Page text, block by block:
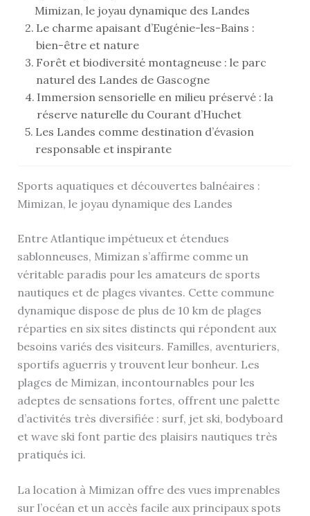
Mimizan, le joyau dynamique des Landes
Le charme apaisant d’Eugénie-les-Bains :
bien-être et nature
Forêt et biodiversité montagneuse : le parc
naturel des Landes de Gascogne
Immersion sensorielle en milieu préservé : la
réserve naturelle du Courant d’Huchet
Les Landes comme destination d’évasion
responsable et inspirante
Sports aquatiques et découvertes balnéaires :
Mimizan, le joyau dynamique des Landes
Entre Atlantique impétueux et étendues
sablonneuses, Mimizan s’affirme comme un
véritable paradis pour les amateurs de sports
nautiques et de plages vivantes. Cette commune
dynamique dispose de plus de 10 km de plages
réparties en six sites distincts qui répondent aux
besoins variés des visiteurs. Familles, aventuriers,
sportifs aguerris y trouvent leur bonheur. Les
plages de Mimizan, incontournables pour les
adeptes de sensations fortes, offrent une palette
d’activités très diversifiée : surf, jet ski, bodyboard
et wave ski font partie des plaisirs nautiques très
pratiqués ici.
La location à Mimizan offre des vues imprenables
sur l’océan et un accès facile aux principaux spots